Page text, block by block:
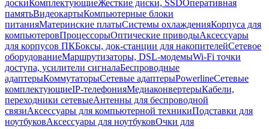
доскиКомплектующиеЖесткие диски, SSDОперативная
памятьВидеокартыКомпьютерные блоки
питанияМатеринские платыСистемы охлажденияКорпуса для
компьютеровПроцессорыОптические приводыАксессуары
для корпусов ПКБоксы, док-станции для накопителейСетевое
оборудованиеМаршрутизаторы, DSL-модемыWi-Fi точки
доступа, усилители сигналаБеспроводные
адаптерыКоммутаторыСетевые адаптерыPowerlineСетевые
комплектующиеIP-телефонияМедиаконвертерыКабели,
переходники сетевыеАнтенны для беспроводной
связиАксессуары для компьютерной техникиПодставки для
ноутбуковАксессуары для ноутбуковОчки для